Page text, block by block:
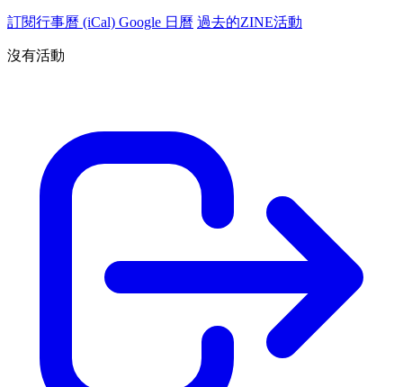
訂閱行事曆 (iCal) Google 日曆 過去的ZINE活動
沒有活動